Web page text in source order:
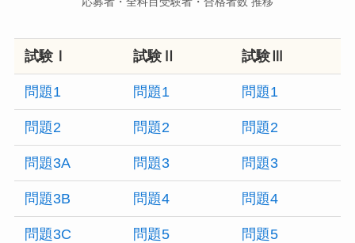
試験Ⅰ 試験Ⅱ 試験Ⅲ
問題1 問題1 問題1
問題2 問題2 問題2
問題3A 問題3 問題3
問題3B 問題4 問題4
問題3C 問題5 問題5